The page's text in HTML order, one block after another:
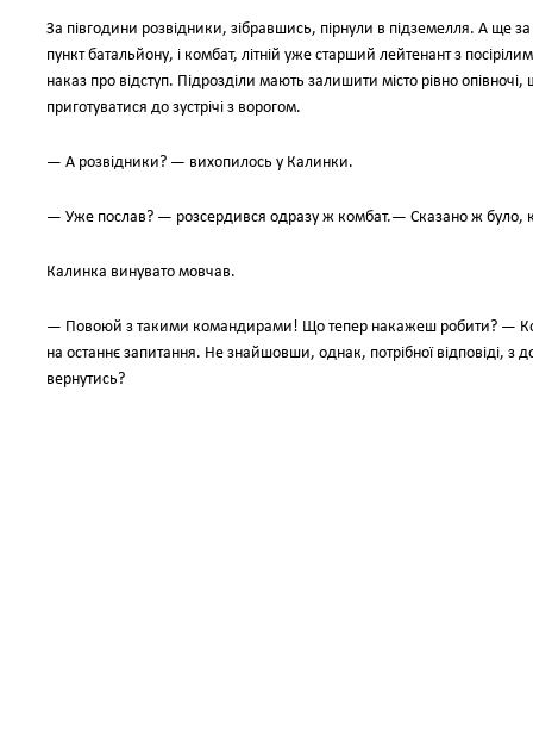
За півгодини розвідники, зібравшись, пірнули в підземелля. А ще
пункт батальйону, і комбат, літній уже старший лейтенант з
наказ про відступ. Підрозділи мають залишити місто рівно
приготуватися до зустрічі з ворогом.
— А розвідники? — вихопилось у Калинки.
— Уже послав? — розсердився одразу ж комбат.— Сказано ж було,
Калинка винувато мовчав.
— Повоюй з такими командирами! Що тепер накажеш робити? —
на останнє запитання. Не знайшовши, однак, потрібної відповіді,
вернутись?